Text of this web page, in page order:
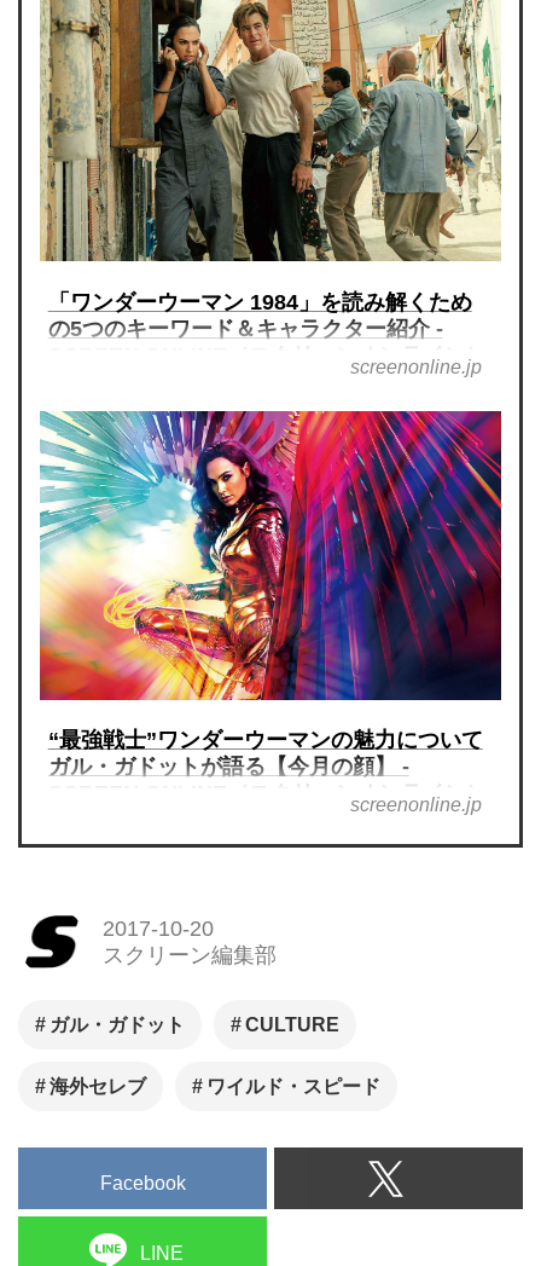
「ワンダーウーマン 1984」を読み解くため
の5つのキーワード＆キャラクター紹介 -
SCREEN ONLINE（スクリーンオンライン）
screenonline.jp
“最強戦士”ワンダーウーマンの魅力について
ガル・ガドットが語る【今月の顔】 -
SCREEN ONLINE（スクリーンオンライン）
screenonline.jp
2017-10-20
スクリーン編集部
ガル・ガドット CULTURE
海外セレブ ワイルド・スピード
Facebook
LINE